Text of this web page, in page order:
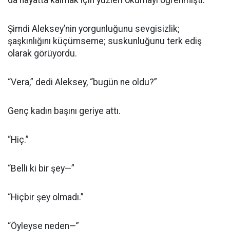
Şimdi Aleksey’nin yorgunluğunu sevgisizlik;
şaşkınlığını küçümseme; suskunluğunu terk ediş
olarak görüyordu.
“Vera,” dedi Aleksey, “bugün ne oldu?”
Genç kadın başını geriye attı.
“Hiç.”
“Belli ki bir şey—”
“Hiçbir şey olmadı.”
“Öyleyse neden—”